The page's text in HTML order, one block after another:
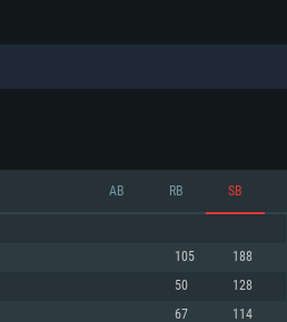
SYSTÈME REQUISE
AB RB SB
105 188
50 128
67 114